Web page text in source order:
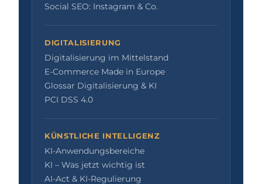
Social SEO: Instagram & Co.
DIGITALISIERUNG
Digitalisierung im Mittelstand
E-Commerce Made in Europe
Glossar Digitalisierung & KI
PCI DSS 4.0
KÜNSTLICHE INTELLIGENZ
KI-Anwendungsbereiche
KI – Was jetzt wichtig ist
AI-Act & KI-Regulierung